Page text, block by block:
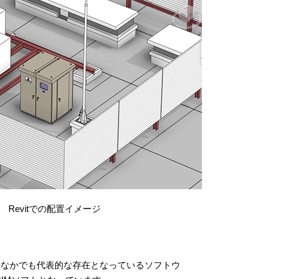
Revitでの配置イメージ
かでも代表的な存在となっているソフトウ